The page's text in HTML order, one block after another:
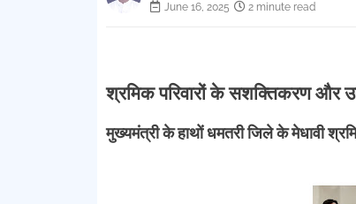
June 16, 2025
2 minute read
श्रमिक परिवारों के सशक्तिकरण और
मुख्यमंत्री के हाथों धमतरी जिले के मेधावी